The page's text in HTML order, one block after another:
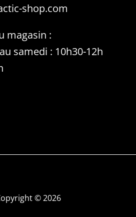
shop.com
magasin :
samedi : 10h30-12h
© 2026